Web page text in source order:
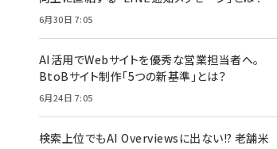
6月30日 7:05
AI活用でWebサイトを優秀な営業担当者へ。
BtoBサイト制作「5つの新基準」とは？
6月24日 7:05
検索上位でもAI Overviewsに出ない!? 老舗米